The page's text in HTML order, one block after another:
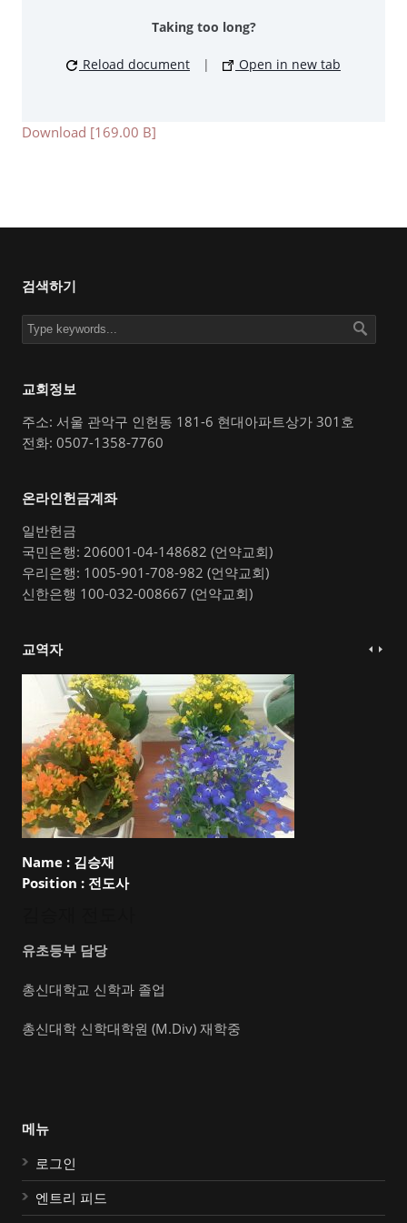
Taking too long?
Reload document | Open in new tab
Download [169.00 B]
검색하기
교회정보
주소: 서울 관악구 인헌동 181-6 현대아파트상가 301호
전화: 0507-1358-7760
온라인헌금계좌
일반헌금
국민은행: 206001-04-148682 (언약교회)
우리은행: 1005-901-708-982 (언약교회)
신한은행 100-032-008667 (언약교회)
교역자
Name : 김승재
Position : 전도사
유초등부 담당
총신대학교 신학과 졸업
총신대학 신학대학원 (M.Div) 재학중
메뉴
로그인
엔트리 피드